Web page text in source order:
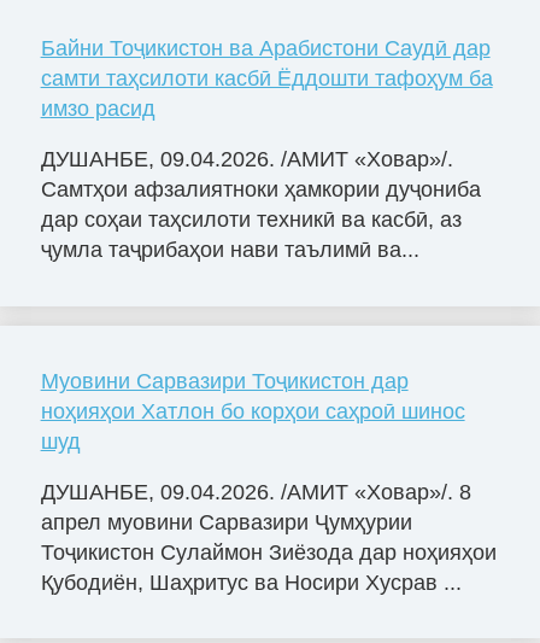
Байни Тоҷикистон ва Арабистони Саудӣ дар
самти таҳсилоти касбӣ Ёддошти тафоҳум ба
имзо расид
ДУШАНБЕ, 09.04.2026. /АМИТ «Ховар»/.
Самтҳои афзалиятноки ҳамкории дуҷониба
дар соҳаи таҳсилоти техникӣ ва касбӣ, аз
ҷумла таҷрибаҳои нави таълимӣ ва...
Муовини Сарвазири Тоҷикистон дар
ноҳияҳои Хатлон бо корҳои саҳроӣ шинос
шуд
ДУШАНБЕ, 09.04.2026. /АМИТ «Ховар»/. 8
апрел муовини Сарвазири Ҷумҳурии
Тоҷикистон Сулаймон Зиёзода дар ноҳияҳои
Қубодиён, Шаҳритус ва Носири Хусрав ...